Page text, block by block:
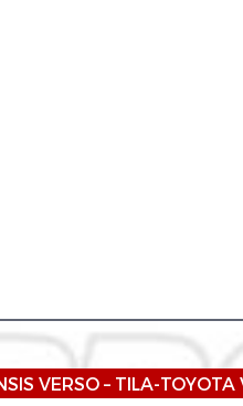
VERSO – TILA-TOYOTA